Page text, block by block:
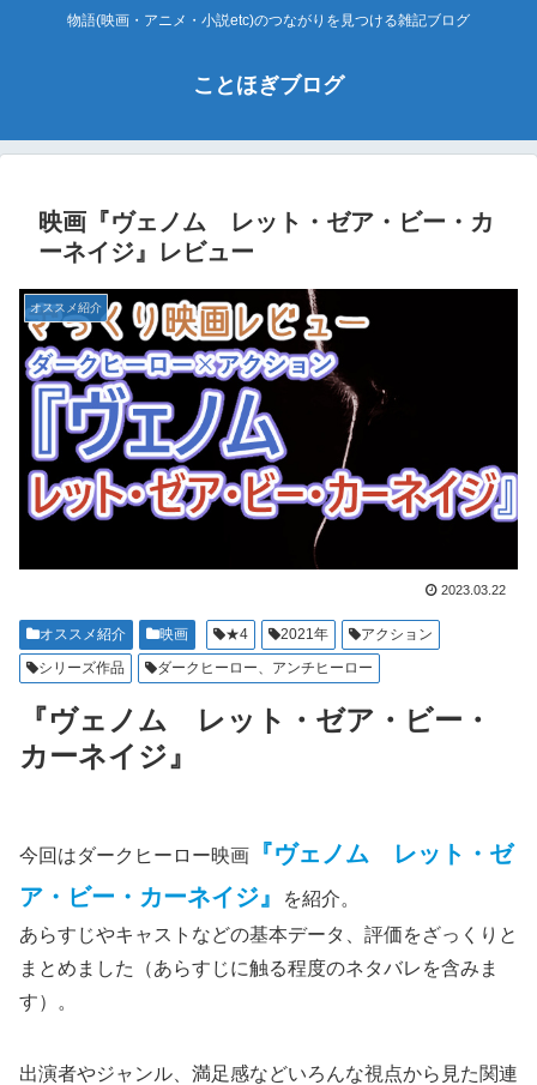
物語(映画・アニメ・小説etc)のつながりを見つける雑記ブログ
ことほぎブログ
映画『ヴェノム レット・ゼア・ビー・カ
ーネイジ』レビュー
オススメ紹介
2023.03.22
オススメ紹介 映画 ★4 2021年
アクション
シリーズ作品
ダークヒーロー、アンチヒーロー
『ヴェノム レット・ゼア・ビー・
カーネイジ』
今回はダークヒーロー映画
『ヴェノム レット・ゼ
ア・ビー・カーネイジ』
を紹介。
あらすじやキャストなどの基本データ、評価をざっくりと
まとめました（あらすじに触る程度のネタバレを含みま
す）。
出演者やジャンル、満足感などいろんな視点から見た関連